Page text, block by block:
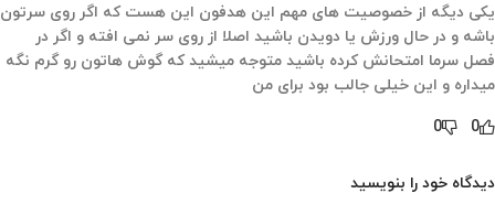
یکی دیگه از خصوصیت های مهم این هدفون این هست که اگر روی سرتون
باشه و در حال ورزش یا دویدن باشید اصلا از روی سر نمی افته و اگر در
فصل سرما امتحانش کرده باشید متوجه میشید که گوش هاتون رو گرم نگه
میداره و این خیلی جالب بود برای من
0
0
دیدگاه خود را بنویسید